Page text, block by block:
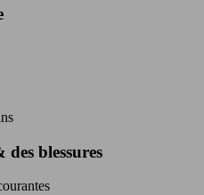
blessures